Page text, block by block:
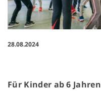
28.08.2024
Für Kinder ab 6 Jahren